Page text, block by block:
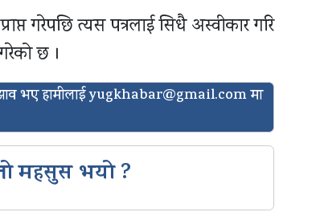
गरेपछि त्यस पत्रलाई सिधै अस्वीकार गरि
छ ।
भए हामीलाईyugkhabar@gmail.comमा
महसुस भयो ?